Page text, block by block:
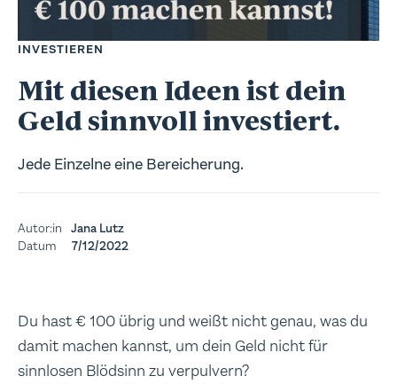
INVESTIEREN
Mit diesen Ideen ist dein
Geld sinnvoll investiert.
Jede Einzelne eine Bereicherung.
Autor:in Jana Lutz
Datum
7/12/2022
Du hast € 100 übrig und weißt nicht genau, was du
damit machen kannst, um dein Geld nicht für
sinnlosen Blödsinn zu verpulvern?